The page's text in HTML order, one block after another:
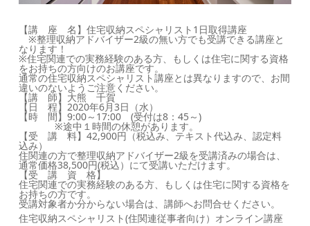
【講 座 名】住宅収納スペシャリスト1日取得講座
※整理収納アドバイザー2級の無い方でも受講できる講座と
なります！
※住宅関連での実務経験のある方、もしくは住宅に関する資格
をお持ちの方向けのお講座です。
通常の住宅収納スペシャリスト講座とは異なりますので、お間
違いのないようご注意ください。
【講 師】大熊 千賀
【日 程】2020年6月3日（水）
【時 間】9:00～17:00 (受付は8：45～)
※途中１時間の休憩があります。
【受 講 料】42,900円（税込み、テキスト代込み、認定料
込み）
住関連の方で整理収納アドバイザー2級を受講済みの場合は、
通常価格38,500円(税込）にて受講いただけます。
【受 講 資 格】
住宅関連での実務経験のある方、もしくは住宅に関する資格を
お持ちの方です。
受講対象者か分からない場合は、講師へお問合せください。
住宅収納スペシャリスト(住関連従事者向け）オンライン講座